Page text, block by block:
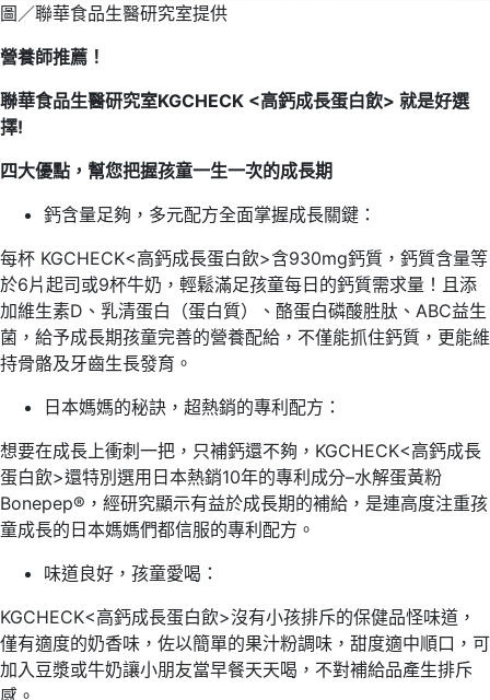
圖／聯華食品生醫研究室提供
營養師推薦！
聯華食品生醫研究室KGCHECK <高鈣成長蛋白飲> 就是好選
擇!
四大優點，幫您把握孩童一生一次的成長期
鈣含量足夠，多元配方全面掌握成長關鍵：
每杯 KGCHECK<高鈣成長蛋白飲>含930mg鈣質，鈣質含量等
於6片起司或9杯牛奶，輕鬆滿足孩童每日的鈣質需求量！且添
加維生素D、乳清蛋白（蛋白質）、酪蛋白磷酸胜肽、ABC益生
菌，給予成長期孩童完善的營養配給，不僅能抓住鈣質，更能維
持骨骼及牙齒生長發育。
日本媽媽的秘訣，超熱銷的專利配方：
想要在成長上衝刺一把，只補鈣還不夠，KGCHECK<高鈣成長
蛋白飲>還特別選用日本熱銷10年的專利成分–水解蛋黃粉
Bonepep®，經研究顯示有益於成長期的補給，是連高度注重孩
童成長的日本媽媽們都信服的專利配方。
味道良好，孩童愛喝：
KGCHECK<高鈣成長蛋白飲>沒有小孩排斥的保健品怪味道，
僅有適度的奶香味，佐以簡單的果汁粉調味，甜度適中順口，可
加入豆漿或牛奶讓小朋友當早餐天天喝，不對補給品產生排斥